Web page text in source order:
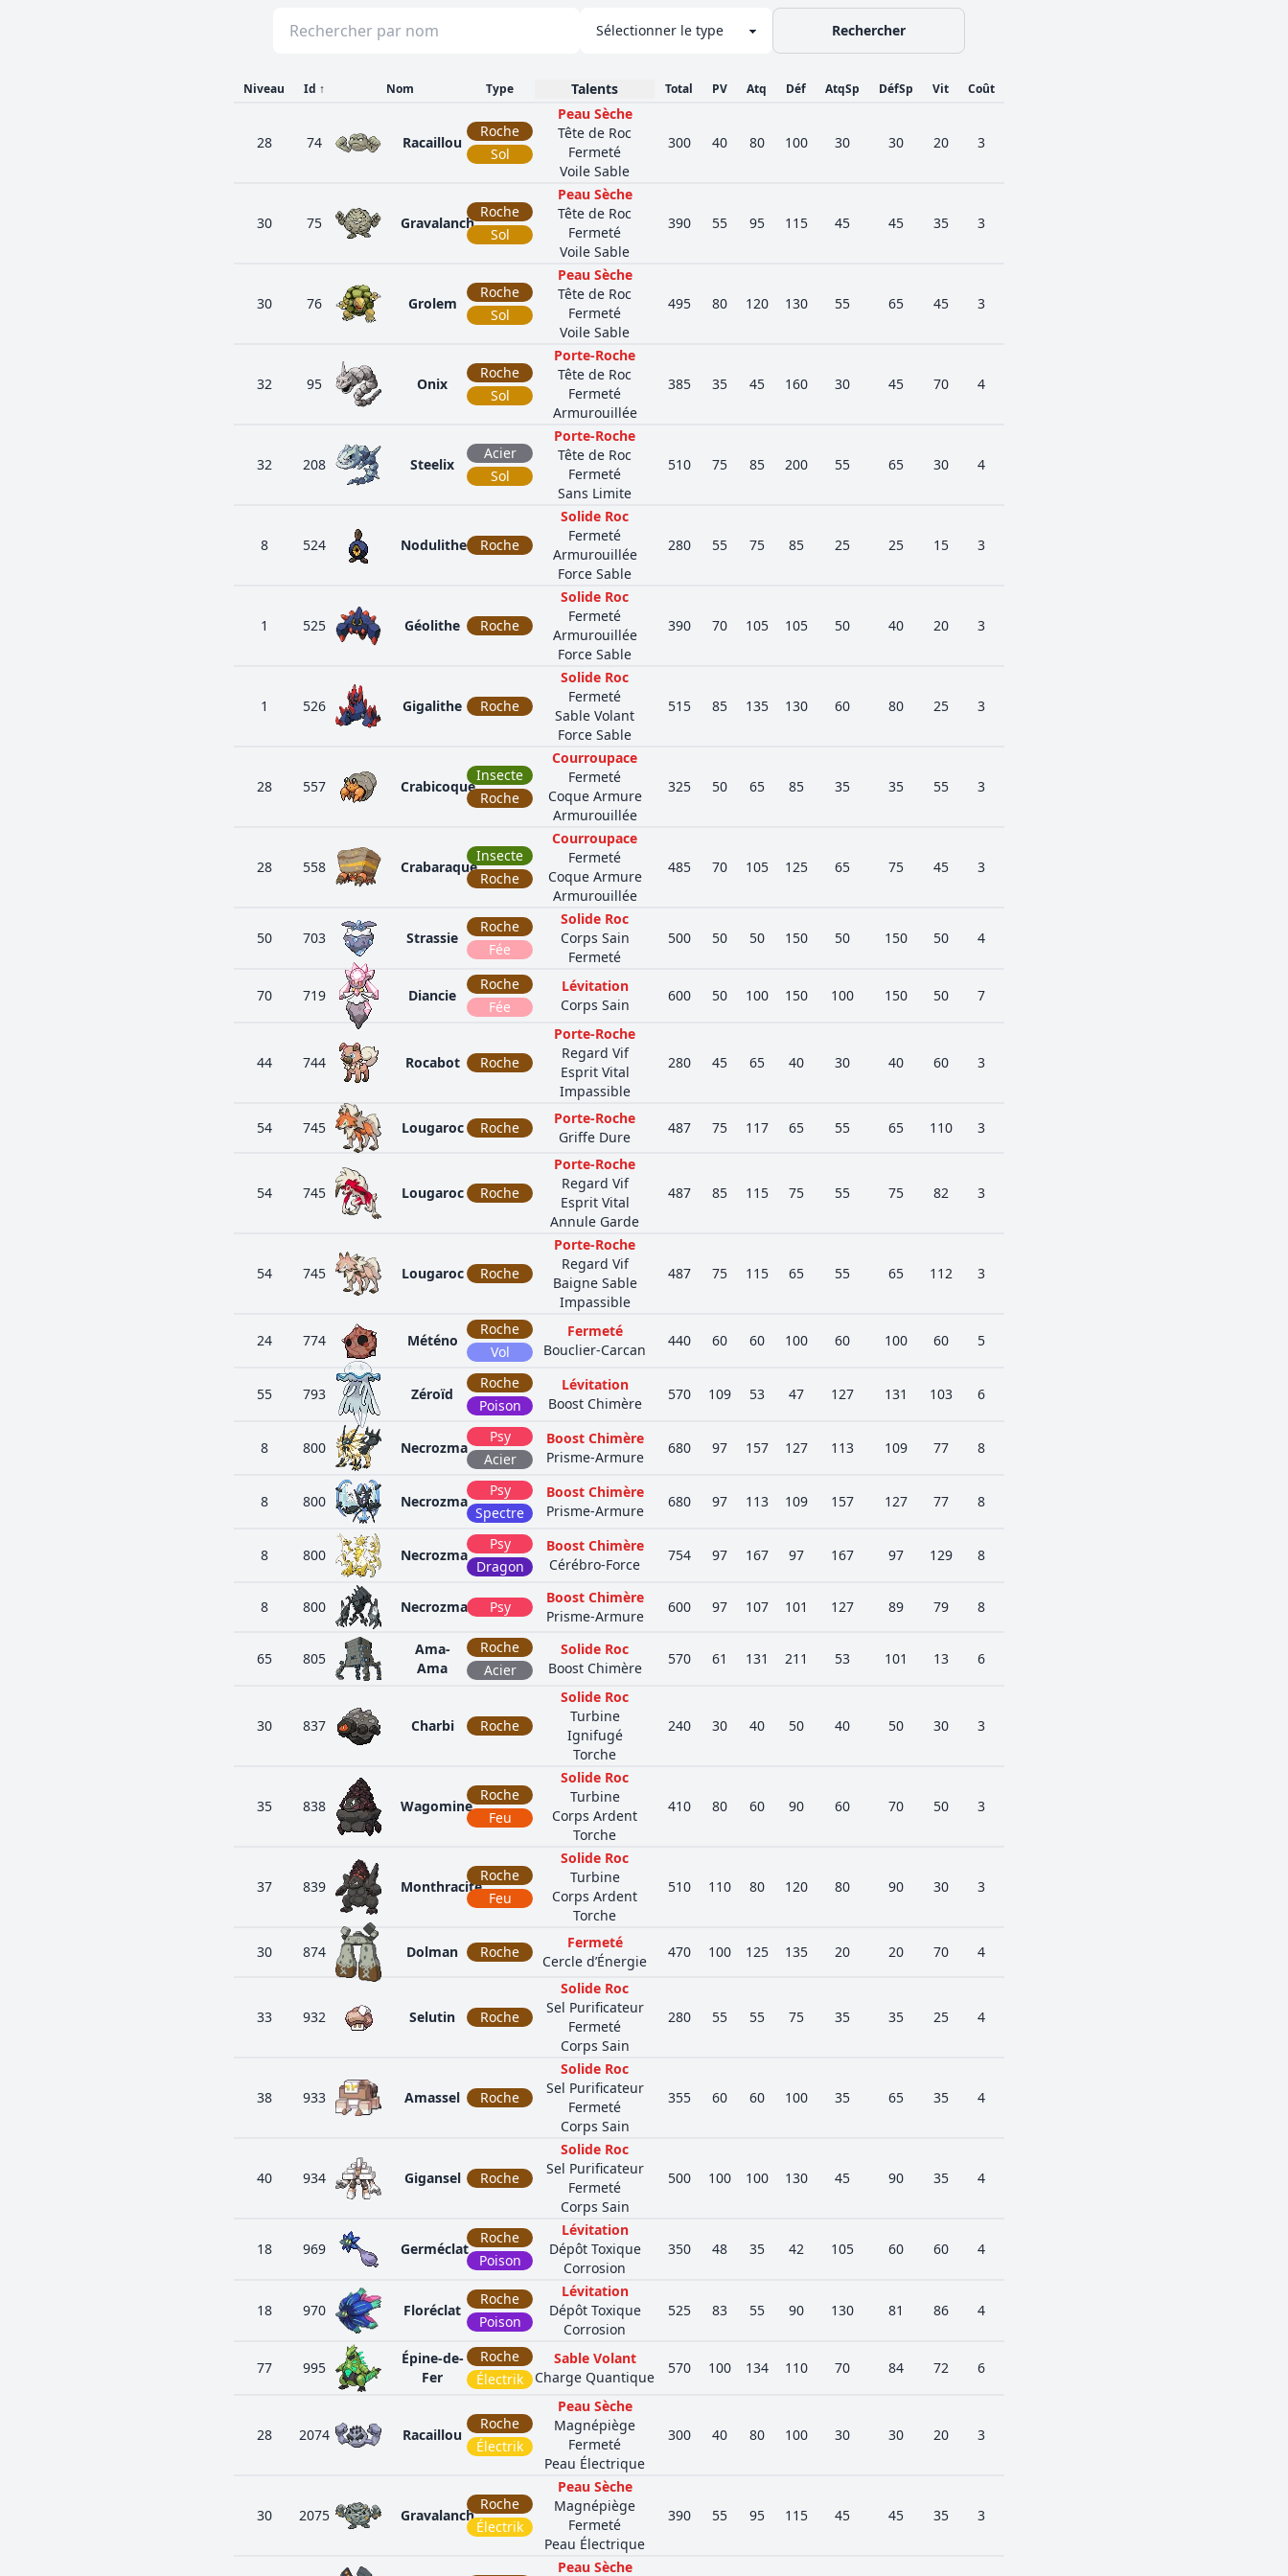
Rechercher
Niveau Id ↑ Nom Type Talents Total PV Atq Déf AtqSp DéfSp Vit Coût
28 74 Racaillou
Roche
Sol
Peau Sèche
Tête de Roc
Fermeté
Voile Sable
300 40 80 100 30 30 20 3
30 75 Gravalanch
Roche
Sol
Peau Sèche
Tête de Roc
Fermeté
Voile Sable
390 55 95 115 45 45 35 3
30 76 Grolem
Roche
Sol
Peau Sèche
Tête de Roc
Fermeté
Voile Sable
495 80 120 130 55 65 45 3
32 95 Onix
Roche
Sol
Porte-Roche
Tête de Roc
Fermeté
Armurouillée
385 35 45 160 30 45 70 4
32 208 Steelix
Acier
Sol
Porte-Roche
Tête de Roc
Fermeté
Sans Limite
510 75 85 200 55 65 30 4
8 524 Nodulithe Roche
Solide Roc
Fermeté
Armurouillée
Force Sable
280 55 75 85 25 25 15 3
1 525 Géolithe Roche
Solide Roc
Fermeté
Armurouillée
Force Sable
390 70 105 105 50 40 20 3
1 526 Gigalithe Roche
Solide Roc
Fermeté
Sable Volant
Force Sable
515 85 135 130 60 80 25 3
28 557 Crabicoque
Insecte
Roche
Courroupace
Fermeté
Coque Armure
Armurouillée
325 50 65 85 35 35 55 3
28 558 Crabaraque
Insecte
Roche
Courroupace
Fermeté
Coque Armure
Armurouillée
485 70 105 125 65 75 45 3
50 703 Strassie
Roche
Fée
Solide Roc
Corps Sain
Fermeté
500 50 50 150 50 150 50 4
70 719 Diancie
Roche
Fée
Lévitation
Corps Sain
600 50 100 150 100 150 50 7
44 744 Rocabot Roche
Porte-Roche
Regard Vif
Esprit Vital
Impassible
280 45 65 40 30 40 60 3
54 745 Lougaroc Roche
Porte-Roche
Griffe Dure
487 75 117 65 55 65 110 3
54 745 Lougaroc Roche
Porte-Roche
Regard Vif
Esprit Vital
Annule Garde
487 85 115 75 55 75 82 3
54 745 Lougaroc Roche
Porte-Roche
Regard Vif
Baigne Sable
Impassible
487 75 115 65 55 65 112 3
24 774 Météno
Roche
Vol
Fermeté
Bouclier-Carcan
440 60 60 100 60 100 60 5
55 793 Zéroïd
Roche
Poison
Lévitation
Boost Chimère
570 109 53 47 127 131 103 6
8 800 Necrozma
Psy
Acier
Boost Chimère
Prisme-Armure
680 97 157 127 113 109 77 8
8 800 Necrozma
Psy
Spectre
Boost Chimère
Prisme-Armure
680 97 113 109 157 127 77 8
8 800 Necrozma
Psy
Dragon
Boost Chimère
Cérébro-Force
754 97 167 97 167 97 129 8
8 800 Necrozma Psy
Boost Chimère
Prisme-Armure
600 97 107 101 127 89 79 8
65 805
Ama-
Ama
Roche
Acier
Solide Roc
Boost Chimère
570 61 131 211 53 101 13 6
30 837 Charbi Roche
Solide Roc
Turbine
Ignifugé
Torche
240 30 40 50 40 50 30 3
35 838 Wagomine
Roche
Feu
Solide Roc
Turbine
Corps Ardent
Torche
410 80 60 90 60 70 50 3
37 839 Monthracite
Roche
Feu
Solide Roc
Turbine
Corps Ardent
Torche
510 110 80 120 80 90 30 3
30 874 Dolman Roche
Fermeté
Cercle d’Énergie
470 100 125 135 20 20 70 4
33 932 Selutin Roche
Solide Roc
Sel Purificateur
Fermeté
Corps Sain
280 55 55 75 35 35 25 4
38 933 Amassel Roche
Solide Roc
Sel Purificateur
Fermeté
Corps Sain
355 60 60 100 35 65 35 4
40 934 Gigansel Roche
Solide Roc
Sel Purificateur
Fermeté
Corps Sain
500 100 100 130 45 90 35 4
18 969 Germéclat
Roche
Poison
Lévitation
Dépôt Toxique
Corrosion
350 48 35 42 105 60 60 4
18 970 Floréclat
Roche
Poison
Lévitation
Dépôt Toxique
Corrosion
525 83 55 90 130 81 86 4
77 995
Épine-de-
Fer
Roche
Électrik
Sable Volant
Charge Quantique
570 100 134 110 70 84 72 6
28 2074 Racaillou
Roche
Électrik
Peau Sèche
Magnépiège
Fermeté
Peau Électrique
300 40 80 100 30 30 20 3
30 2075 Gravalanch
Roche
Électrik
Peau Sèche
Magnépiège
Fermeté
Peau Électrique
390 55 95 115 45 45 35 3
Peau Sèche